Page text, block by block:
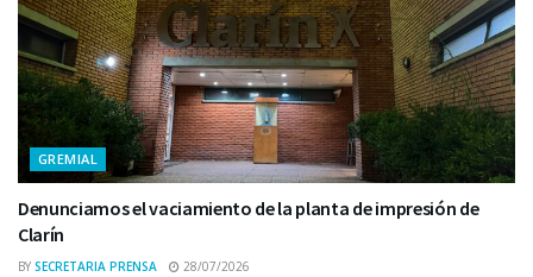
GREMIAL
Denunciamos el vaciamiento de la planta de impresión de
Clarín
BY SECRETARIA PRENSA 28/07/2026